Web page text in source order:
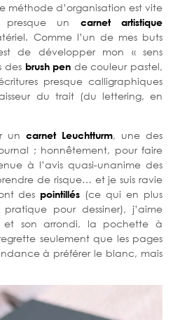
méthode d’organisation est vite
presque un carnet artistique
Comme l’un de mes buts
de développer mon « sens
des brush pen de couleur pastel,
presque calligraphiques
du trait (du lettering, en
un carnet Leuchtturm, une des
; honnêtement, pour faire
à l’avis quasi-unanime des
de risque… et je suis ravie
des pointillés (ce qui en plus
pour dessiner), j’aime
et son arrondi, la pochette à
seulement que les pages
à préférer le blanc, mais